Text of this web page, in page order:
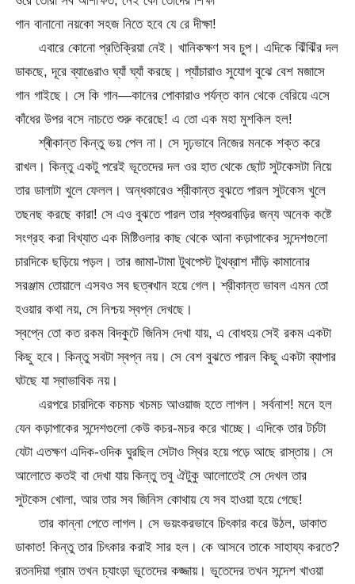
গান বানানো নয়কো সহজ নিতে হবে যে রে দীক্ষা!
এবারে কোনো প্রতিক্রিয়া নেই। খানিকক্ষণ সব চুপ। এদিকে ঝিঁঝিঁর দল
ডাকছে, দূরে ব্যাঙেরাও ঘ্যাঁ ঘ্যাঁ করছে। প্যাঁচারাও সুযোগ বুঝে বেশ মজাসে
গান গাইছে। সে কি গান—কানের পোকারাও পর্যন্ত কান থেকে বেরিয়ে এসে
কাঁধের উপর বসে নাচতে শুরু করেছে! এ তো এক মহা মুশকিল হল!
শ্ৰীকান্ত কিন্তু ভয় পেল না। সে দৃঢ়ভাবে নিজের মনকে শক্ত করে
রাখল। কিন্তু একটু পরেই ভূতেদের দল ওর হাত থেকে ছোট সুটকেসটা নিয়ে
তার ডালাটা খুলে ফেলল। অন্ধকারেও শ্রীকান্ত বুঝতে পারল সুটকেস খুলে
তছনছ করছে কারা! সে এও বুঝতে পারল তার শ্বশুরবাড়ির জন্য অনেক কষ্টে
সংগ্রহ করা বিখ্যাত এক মিষ্টিওলার কাছ থেকে আনা কড়াপাকের সন্দেশগুলো
চারদিকে ছড়িয়ে পড়ল। তার জামা-টামা টুথপেস্ট টুথব্রাশ দাঁড়ি কামানোর
সরঞ্জাম তোয়ালে এসবও সব ছত্ৰখান হয়ে গেল। শ্রীকান্ত ভাবল এমন তো
হওয়ার কথা নয়, সে নিশ্চয় স্বপ্ন দেখছে।
স্বপ্নে তো কত রকম বিদকুটে জিনিস দেখা যায়, এ বোধহয় সেই রকম একটা
কিছু হবে। কিন্তু সবটা স্বপ্ন নয়। সে বেশ বুঝতে পারল কিছু একটা ব্যাপার
ঘটছে যা স্বাভাবিক নয়।
এরপরে চারদিকে কচমচ খচমচ আওয়াজ হতে লাগল। সর্বনাশ! মনে হল
যেন কড়াপাকের সন্দেশগুলো কেউ কচর-মচর করে খাচ্ছে। এদিকে তার টর্চটা
যেটা এতক্ষণ এদিক-ওদিক ঘুরছিল সেটাও স্থির হয়ে পড়ে আছে রাস্তায়। সে
আলোতে কতই বা দেখা যায় কিন্তু তবু ঐটুকু আলোতেই সে দেখল তার
সুটকেস খোলা, আর তার সব জিনিস কোথায় যে সব হাওয়া হয়ে গেছে!
তার কান্না পেতে লাগল। সে ভয়ংকরভাবে চিৎকার করে উঠল, ডাকাত
ডাকাত! কিন্তু তার চিৎকার করাই সার হল। কে আসবে তাকে সাহায্য করতে?
রতনদিয়া গ্রাম তখন চ্যাংড়া ভূতেদের কজ্জায়। ভূতেদের তখন সন্দেশ খাওয়া